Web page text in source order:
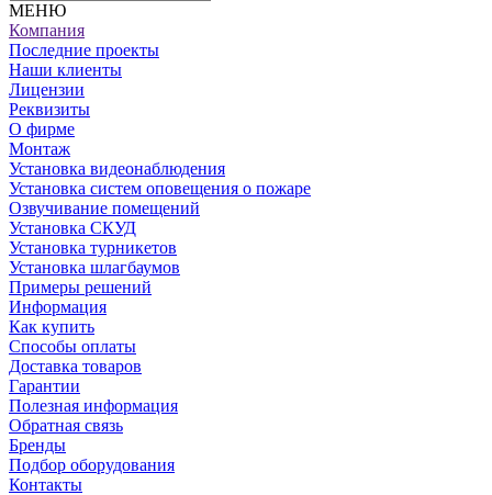
МЕНЮ
Компания
Последние проекты
Наши клиенты
Лицензии
Реквизиты
О фирме
Монтаж
Установка видеонаблюдения
Установка систем оповещения о пожаре
Озвучивание помещений
Установка СКУД
Установка турникетов
Установка шлагбаумов
Примеры решений
Информация
Как купить
Способы оплаты
Доставка товаров
Гарантии
Полезная информация
Обратная связь
Бренды
Подбор оборудования
Контакты